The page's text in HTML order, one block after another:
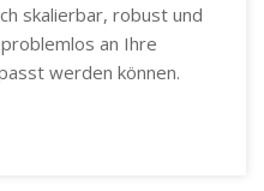
skalierbar, robust und
an Ihre
werden können.